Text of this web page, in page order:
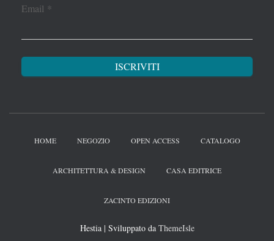
Email *
HOME NEGOZIO OPEN ACCESS CATALOGO
ARCHITETTURA & DESIGN CASA EDITRICE
ZACINTO EDIZIONI
Hestia | Sviluppato da ThemeIsle